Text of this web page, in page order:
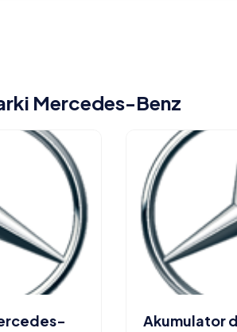
Mercedes-Benz
Akumulator